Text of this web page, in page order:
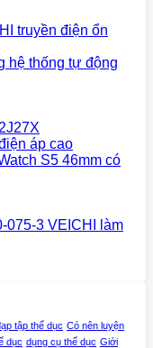
truyền điện ổn
hệ thống tự động
áp cao
S5 46mm có
075-3 VEICHI làm
tập thể dục Có nên luyện
dục dụng cụ thể dục Giới